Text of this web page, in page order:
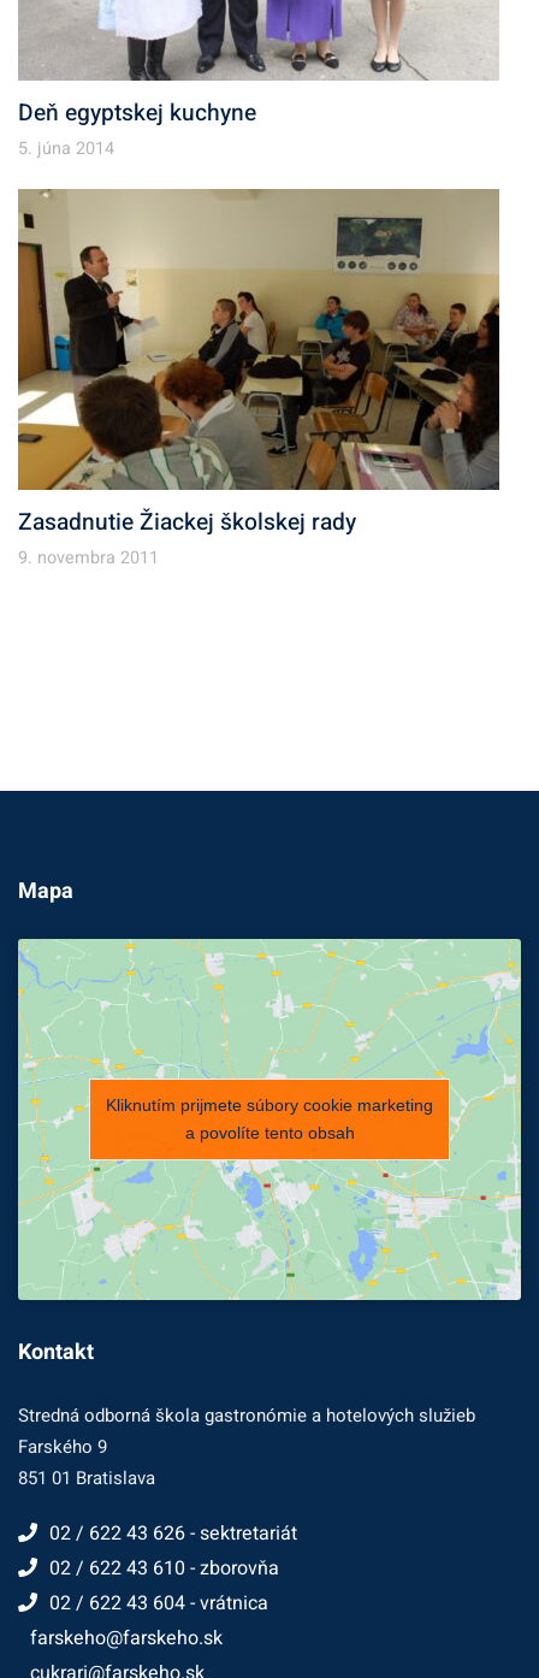
Deň egyptskej kuchyne
5. júna 2014
Zasadnutie Žiackej školskej rady
9. novembra 2011
Mapa
Kliknutím prijmete súbory cookie marketing
a povolíte tento obsah
Kontakt
Stredná odborná škola gastronómie a hotelových služieb
Farského 9
851 01 Bratislava
02 / 622 43 626 - sektretariát
02 / 622 43 610 - zborovňa
02 / 622 43 604 - vrátnica
farskeho@farskeho.sk